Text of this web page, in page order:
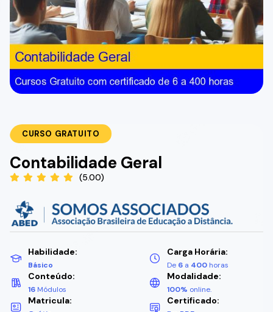
CURSO GRATUITO
Contabilidade Geral
(5.00)
Habilidade:
Básico
Carga Horária:
De 6 a 400 horas
Conteúdo:
16 Módulos
Modalidade:
100% online.
Matricula: Certificado: